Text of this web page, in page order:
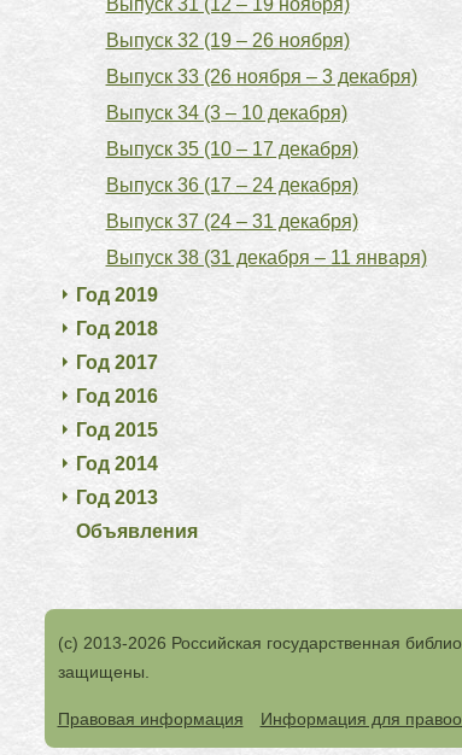
Выпуск 31 (12 – 19 ноября)
Выпуск 32 (19 – 26 ноября)
Выпуск 33 (26 ноября – 3 декабря)
Выпуск 34 (3 – 10 декабря)
Выпуск 35 (10 – 17 декабря)
Выпуск 36 (17 – 24 декабря)
Выпуск 37 (24 – 31 декабря)
Выпуск 38 (31 декабря – 11 января)
Год 2019
Год 2018
Год 2017
Год 2016
Год 2015
Год 2014
Год 2013
Объявления
(с) 2013-2026 Российская государственная
защищены.
Правовая информация Информация для